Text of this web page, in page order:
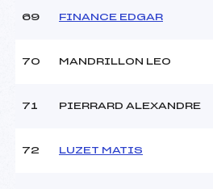
69 FINANCE EDGAR
70 MANDRILLON LEO
71 PIERRARD ALEXANDRE
72 LUZET MATIS